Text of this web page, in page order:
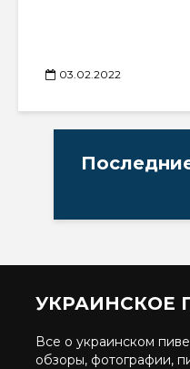
03.02.2022
УКРАИНСКОЕ
Все о украинском
обзоры, фотографии,